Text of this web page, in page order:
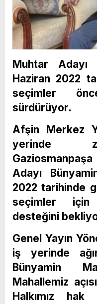
Muhtar Adayı
Haziran 2022
seçimler
sürdürüyor.
Afşin Merkez
yerinde
Adayı
2022 tarihinde
seçimler için
desteğini
Genel Yayın
iş yerinde
Bünyamin
Mahallemiz
Halkımız